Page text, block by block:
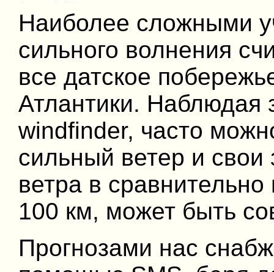
Наиболее сложными
сильного волнения
все датское
Атлантики. Наблюдая
windfinder, часто
сильный ветер и
ветра в
100 км, может быть
Прогнозами нас